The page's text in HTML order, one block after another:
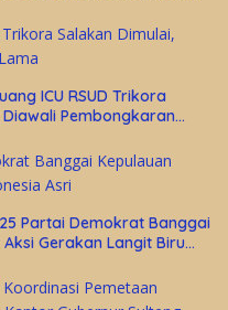
ICU RSUD Trikora
Pembongkaran
Partai Demokrat Banggai
Gerakan Langit Biru